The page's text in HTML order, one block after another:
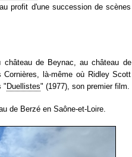
profit d'une succession de scènes
château de Beynac, au château de
Cornières, là-même où Ridley Scott
"Duellistes" (1977), son premier film.
de Berzé en Saône-et-Loire.